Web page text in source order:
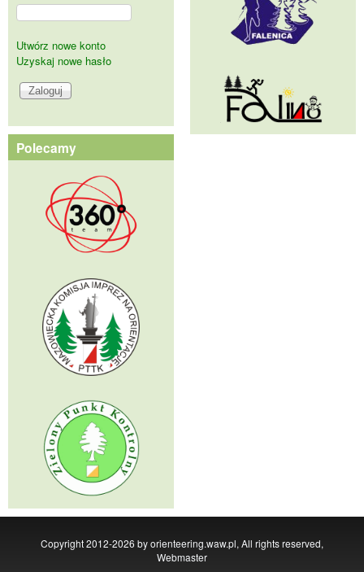
Utwórz nowe konto
Uzyskaj nowe hasło
Polecamy
Copyright 2012-2026 by orienteering.waw.pl, All rights reserved,
Webmaster